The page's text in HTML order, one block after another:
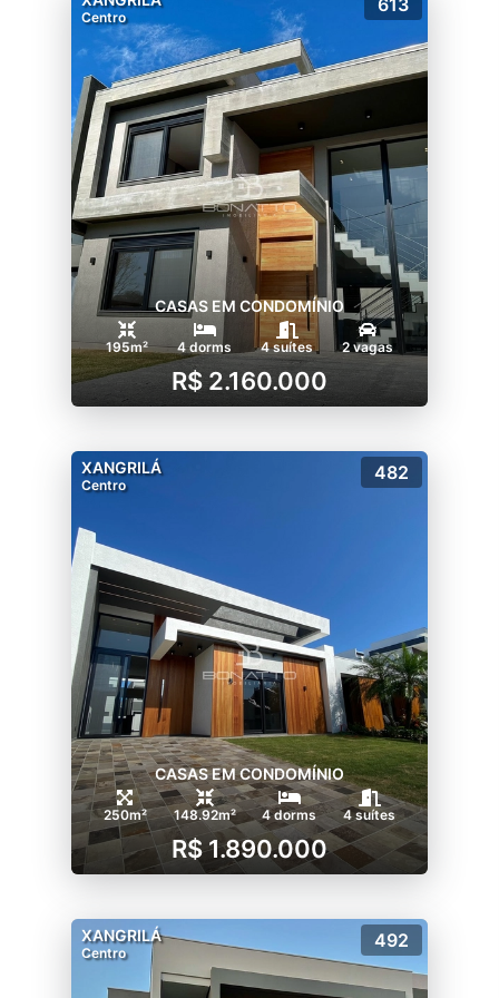
Centro
613
CASAS EM CONDOMÍNIO
195m² 4 dorms 4 suítes 2 vagas
R$ 2.160.000
XANGRILÁ
Centro
482
CASAS EM CONDOMÍNIO
250m² 148.92m² 4 dorms 4 suítes
R$ 1.890.000
XANGRILÁ
Centro
492